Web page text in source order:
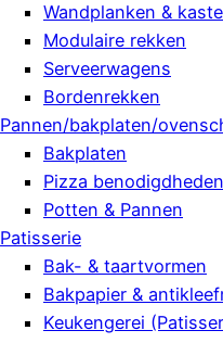
Wandplanken &
Modulaire rekken
Serveerwagens
Bordenrekken
Pannen/bakplaten/
Bakplaten
Pizza benodigdheden
Potten & Pannen
Patisserie
Bak- & taartvormen
Bakpapier &
Keukengerei